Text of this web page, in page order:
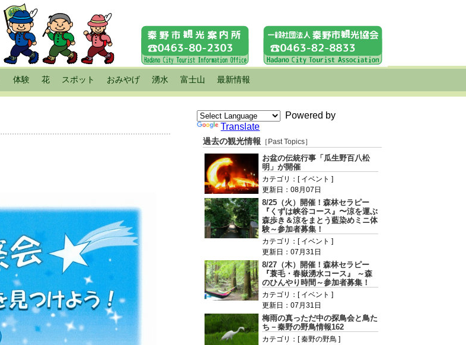
体験 花 スポット おみやげ 湧水 富士山 最新情報
Powered by
Translate
過去の観光情報 ［Past Topics］
お盆の伝統行事「瓜生野百八松
明」が開催
カテゴリ：[ イベント ]
更新日：08月07日
8/25（火）開催！森林セラピー
『くずは峡谷コース』〜涼を運ぶ
森歩き＆涼をまとう藍染めミニ体
験～参加者募集！
カテゴリ：[ イベント ]
更新日：07月31日
8/27（木）開催！森林セラピー
『蓑毛・春嶽湧水コース』 ～森
のひんやり時間～参加者募集！
カテゴリ：[ イベント ]
更新日：07月31日
梅雨の真っただ中の探鳥会と鳥た
ち－秦野の野鳥情報162
カテゴリ：[ 秦野の野鳥 ]